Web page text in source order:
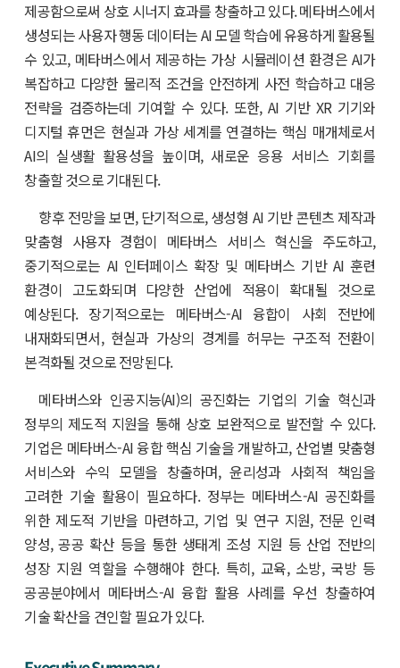
제공함으로써 상호 시너지 효과를 창출하고 있다. 메타버스에서
생성되는 사용자 행동 데이터는 AI 모델 학습에 유용하게 활용될
수 있고, 메타버스에서 제공하는 가상 시뮬레이션 환경은 AI가
복잡하고 다양한 물리적 조건을 안전하게 사전 학습하고 대응
전략을 검증하는데 기여할 수 있다. 또한, AI 기반 XR 기기와
디지털 휴먼은 현실과 가상 세계를 연결하는 핵심 매개체로서
AI의 실생활 활용성을 높이며, 새로운 응용 서비스 기회를
창출할 것으로 기대된다.
향후 전망을 보면, 단기적으로, 생성형 AI 기반 콘텐츠 제작과
맞춤형 사용자 경험이 메타버스 서비스 혁신을 주도하고,
중기적으로는 AI 인터페이스 확장 및 메타버스 기반 AI 훈련
환경이 고도화되며 다양한 산업에 적용이 확대될 것으로
예상된다. 장기적으로는 메타버스-AI 융합이 사회 전반에
내재화되면서, 현실과 가상의 경계를 허무는 구조적 전환이
본격화될 것으로 전망된다.
메타버스와 인공지능(AI)의 공진화는 기업의 기술 혁신과
정부의 제도적 지원을 통해 상호 보완적으로 발전할 수 있다.
기업은 메타버스-AI 융합 핵심 기술을 개발하고, 산업별 맞춤형
서비스와 수익 모델을 창출하며, 윤리성과 사회적 책임을
고려한 기술 활용이 필요하다. 정부는 메타버스-AI 공진화를
위한 제도적 기반을 마련하고, 기업 및 연구 지원, 전문 인력
양성, 공공 확산 등을 통한 생태계 조성 지원 등 산업 전반의
성장 지원 역할을 수행해야 한다. 특히, 교육, 소방, 국방 등
공공분야에서 메타버스-AI 융합 활용 사례를 우선 창출하여
기술 확산을 견인할 필요가 있다.